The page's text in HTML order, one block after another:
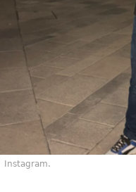
Instagram.